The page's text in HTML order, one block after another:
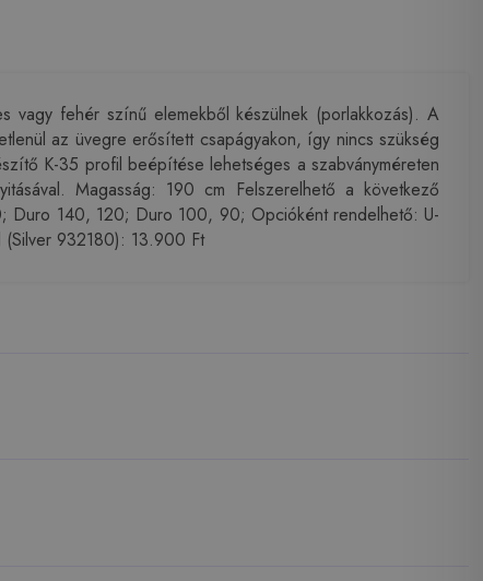
vagy fehér színű elemekből készülnek (porlakkozás). A
az üvegre erősített csapágyakon, így nincs szükség
K-35 profil beépítése lehetséges a szabványméreten
Magasság: 190 cm Felszerelhető a következő
Duro 140, 120; Duro 100, 90; Opcióként rendelhető: U-
932180): 13.900 Ft